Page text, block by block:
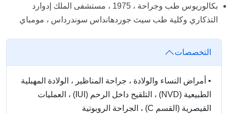
بكالوريوس طب وجراحة ، 1975 ، مستشفى الملك إدوارد
التذكاري وكلية طب سيث جوردهانداس سوندرداس ، مومباي
التخصصات
• أمراض النساء والولادة ، جراحة المناظير ، الولادة المهبلية
الطبيعية (NVD) ، التلقيح داخل الرحم (IUI) ، العمليات
القيصرية (القسم C) ، الجراحة الروبوتية